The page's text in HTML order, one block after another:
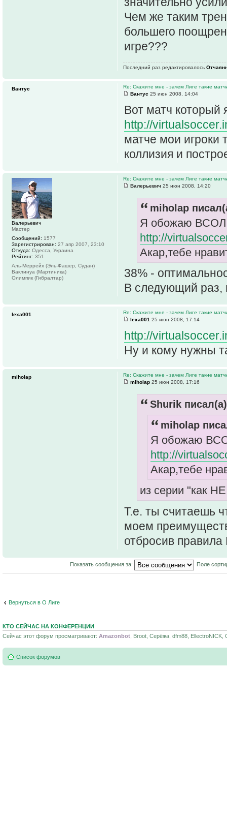
Чем же таким
большего
игре???
Последний раз редактировалось
Re: Скажите мне - зачем Лиге такие
Вантус 25 июн 2008, 14:04
Вот матч который
http://
матче мои
коллизия и
Вантус
Re: Скажите мне - зачем Лиге такие
Валерьевич 25 июн 2008, 14:20
miholap
Я обожаю ВСОЛ
http://
Акар,тебе
38% -
В следующий раз,
Валерьевич
Мастер
Сообщений: 1577
Зарегистрирован: 27 апр 2007, 23:10
Откуда: Одесса, Украина
Рейтинг: 351
Аль-Меррейх (Эль-Фашер, Судан)
Ваклинуа (Мартиника)
Олимпик (Гибралтар)
Re: Скажите мне - зачем Лиге такие
lexa001 25 июн 2008, 17:14
http://
Ну и кому нужны
lexa001
Re: Скажите мне - зачем Лиге такие
miholap 25 июн 2008, 17:16
Shurik
miholap
Я обожаю
http://
Акар,тебе
из серии "как
Т.е. ты считаешь
моем
отбросив
miholap
Показать сообщения за: Поле
Вернуться в О Лиге
КТО СЕЙЧАС НА КОНФЕРЕНЦИИ
Сейчас этот форум просматривают: Amazonbot , Broot, Серёжа, dfm88,
Список форумов